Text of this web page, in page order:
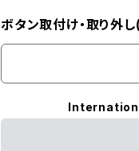
ボタン取付け・取り外し